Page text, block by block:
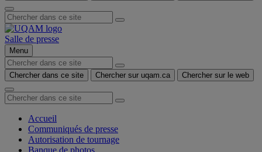
Salle de presse
Menu
Chercher dans ce site Chercher sur uqam.ca Chercher sur le web
Accueil
Communiqués de presse
Autorisation de tournage
Banque de photos